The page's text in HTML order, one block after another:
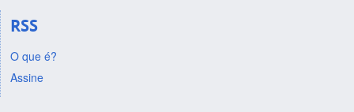
RSS
O que é?
Assine